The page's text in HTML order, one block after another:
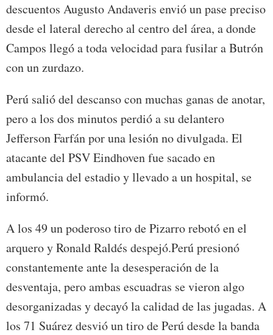
descuentos Augusto Andaveris envió un pase preciso
desde el lateral derecho al centro del área, a donde
Campos llegó a toda velocidad para fusilar a Butrón
con un zurdazo.
Perú salió del descanso con muchas ganas de anotar,
pero a los dos minutos perdió a su delantero
Jefferson Farfán por una lesión no divulgada. El
atacante del PSV Eindhoven fue sacado en
ambulancia del estadio y llevado a un hospital, se
informó.
A los 49 un poderoso tiro de Pizarro rebotó en el
arquero y Ronald Raldés despejó.Perú presionó
constantemente ante la desesperación de la
desventaja, pero ambas escuadras se vieron algo
desorganizadas y decayó la calidad de las jugadas. A
los 71 Suárez desvió un tiro de Perú desde la banda